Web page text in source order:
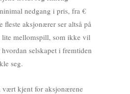
nedgang i pris, fra €
fleste aksjonærer ser altså på
lite mellomspill, som ikke vil
selskapet i fremtiden
seg.
vært kjent for aksjonærene